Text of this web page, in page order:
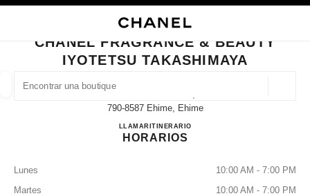
BUSCAR UNA BOUTIQUE
las sugerencias se muestran debajo de esta barra de búsqueda
0 Sugerencias disponibles
CERRAR TARJETA DE BOUTIQUE CHANEL FRAGRANCE & BEAUTY
CHANEL FRAGRANCE & BEAUTY
IYOTETSU TAKASHIMAYA
790-8587 Ehime, Ehime
LLAMAR089-948-2142
ITINERARIOCHANEL FRAGRANCE &
HORARIOS
Lunes
10:00 AM - 7:00 PM
Martes
10:00 AM - 7:00 PM
RELOJERÍA Y JOYERÍA